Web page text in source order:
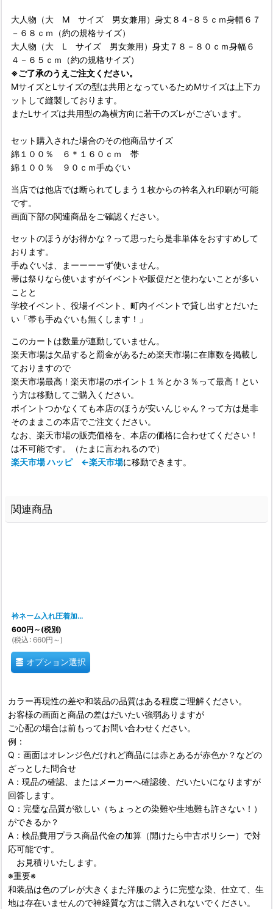
大人物（大 M サイズ 男女兼用）身丈８４-８５ｃｍ身幅６７
－６８ｃｍ（約の規格サイズ）
大人物（大 L サイズ 男女兼用）身丈７８－８０ｃｍ身幅６
４－６５ｃｍ（約の規格サイズ）
※ご了承のうえご注文ください。
MサイズとLサイズの型は共用となっているためMサイズは上下カ
ットして縫製しております。
またLサイズは共用型の為横方向に若干のズレがございます。
セット購入された場合のその他商品サイズ
綿１００％ ６＊１６０ｃｍ 帯
綿１００％ ９０ｃｍ手ぬぐい
当店では他店では断られてしまう１枚からの衿名入れ印刷が可能
です。
画面下部の関連商品をご確認ください。
セットのほうがお得かな？って思ったら是非単体をおすすめして
おります。
手ぬぐいは、まーーーーず使いません。
帯は祭りなら使いますがイベントや販促だと使わないことが多い
ことと
学校イベント、役場イベント、町内イベントで貸し出すとだいた
い「帯も手ぬぐいも無くします！」
このカートは数量が連動していません。
楽天市場は欠品すると罰金があるため楽天市場に在庫数を掲載し
ておりますので
楽天市場最高！楽天市場のポイント１％とか３％って最高！とい
う方は移動してご購入ください。
ポイントつかなくても本店のほうが安いんじゃん？って方は是非
そのままこの本店でご注文ください。
なお、楽天市場の販売価格を、本店の価格に合わせてください！
は不可能です。（たまに言われるので）
楽天市場 ハッピ ←楽天市場に移動できます。
関連商品
衿ネーム入れ圧着加工「シート加工指定」2026/05までのメイン加工方法
600円 ～ (税別)
(税込 : 660円 ～)
オプション選択
カラー再現性の差や和装品の品質はある程度ご理解ください。
お客様の画面と商品の差はだいたい強弱ありますが
ご心配の場合は前もってお問い合わせください。
例：
Q：画面はオレンジ色だけれど商品には赤とあるが赤色か？などの
ざっとした問合せ
A：現品の確認、またはメーカーへ確認後、だいたいになりますが
回答します。
Q：完璧な品質が欲しい（ちょっとの染難や生地難も許さない！）
ができるか？
A：検品費用プラス商品代金の加算（開けたら中古ポリシー）で対
応可能です。
お見積りいたします。
※重要※
和装品は色のブレが大きくまた洋服のように完璧な染、仕立て、生
地は存在いませんので神経質な方はご購入されないでください。